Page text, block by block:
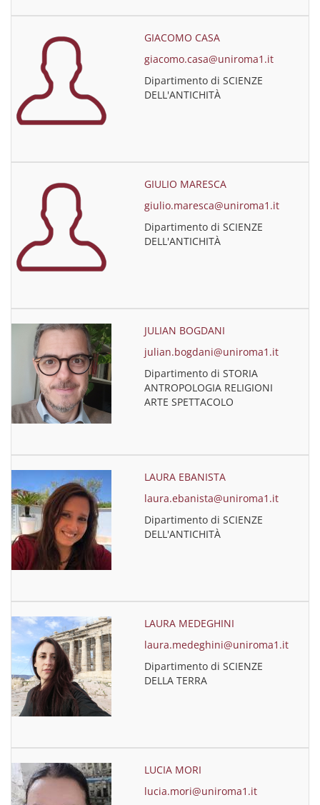
GIACOMO CASA
giacomo.casa@uniroma1.it
Dipartimento di SCIENZE
DELL'ANTICHITÀ
GIULIO MARESCA
giulio.maresca@uniroma1.it
Dipartimento di SCIENZE
DELL'ANTICHITÀ
JULIAN BOGDANI
julian.bogdani@uniroma1.it
Dipartimento di STORIA
ANTROPOLOGIA RELIGIONI
ARTE SPETTACOLO
LAURA EBANISTA
laura.ebanista@uniroma1.it
Dipartimento di SCIENZE
DELL'ANTICHITÀ
LAURA MEDEGHINI
laura.medeghini@uniroma1.it
Dipartimento di SCIENZE
DELLA TERRA
LUCIA MORI
lucia.mori@uniroma1.it